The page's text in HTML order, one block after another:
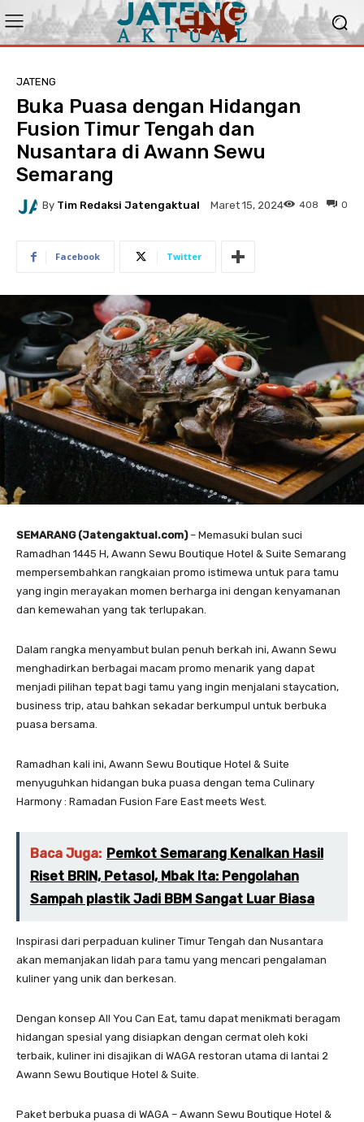
JATENG
Buka Puasa dengan Hidangan
Fusion Timur Tengah dan
Nusantara di Awann Sewu
Semarang
By Tim Redaksi Jatengaktual Maret 15, 2024 0
408
Facebook Twitter
SEMARANG (Jatengaktual.com) – Memasuki bulan suci
Ramadhan 1445 H, Awann Sewu Boutique Hotel & Suite Semarang
mempersembahkan rangkaian promo istimewa untuk para tamu
yang ingin merayakan momen berharga ini dengan kenyamanan
dan kemewahan yang tak terlupakan.
Dalam rangka menyambut bulan penuh berkah ini, Awann Sewu
menghadirkan berbagai macam promo menarik yang dapat
menjadi pilihan tepat bagi tamu yang ingin menjalani staycation,
business trip, atau bahkan sekadar berkumpul untuk berbuka
puasa bersama.
Ramadhan kali ini, Awann Sewu Boutique Hotel & Suite
menyuguhkan hidangan buka puasa dengan tema Culinary
Harmony : Ramadan Fusion Fare East meets West.
Baca Juga: Pemkot Semarang Kenalkan Hasil
Riset BRIN, Petasol, Mbak Ita: Pengolahan
Sampah plastik Jadi BBM Sangat Luar Biasa
Inspirasi dari perpaduan kuliner Timur Tengah dan Nusantara
akan memanjakan lidah para tamu yang mencari pengalaman
kuliner yang unik dan berkesan.
Dengan konsep All You Can Eat, tamu dapat menikmati beragam
hidangan spesial yang disiapkan dengan cermat oleh koki
terbaik, kuliner ini disajikan di WAGA restoran utama di lantai 2
Awann Sewu Boutique Hotel & Suite.
Paket berbuka puasa di WAGA – Awann Sewu Boutique Hotel &